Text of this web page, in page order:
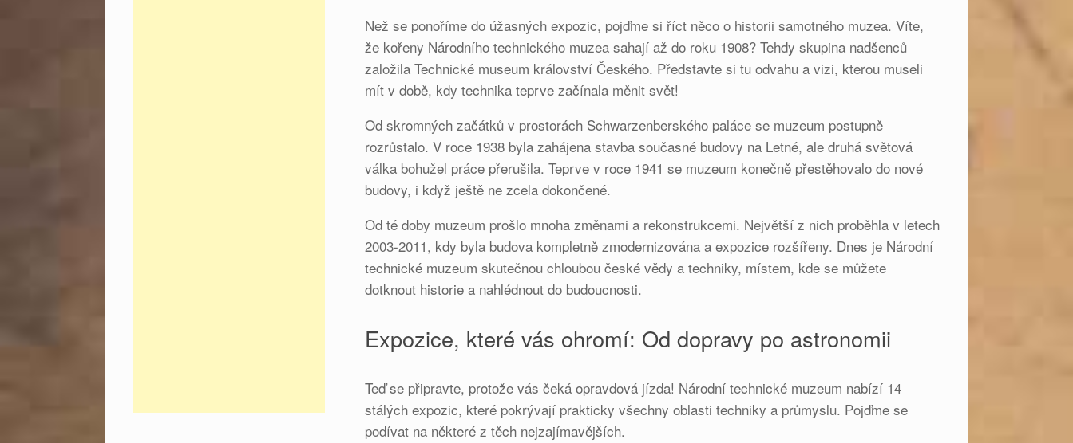
Než se ponoříme do úžasných expozic, pojďme si říct něco o historii samotného muzea. Víte,
že kořeny Národního technického muzea sahají až do roku 1908? Tehdy skupina nadšenců
založila Technické museum království Českého. Představte si tu odvahu a vizi, kterou museli
mít v době, kdy technika teprve začínala měnit svět!
Od skromných začátků v prostorách Schwarzenberského paláce se muzeum postupně
rozrůstalo. V roce 1938 byla zahájena stavba současné budovy na Letné, ale druhá světová
válka bohužel práce přerušila. Teprve v roce 1941 se muzeum konečně přestěhovalo do nové
budovy, i když ještě ne zcela dokončené.
Od té doby muzeum prošlo mnoha změnami a rekonstrukcemi. Největší z nich proběhla v letech
2003-2011, kdy byla budova kompletně zmodernizována a expozice rozšířeny. Dnes je Národní
technické muzeum skutečnou chloubou české vědy a techniky, místem, kde se můžete
dotknout historie a nahlédnout do budoucnosti.
Expozice, které vás ohromí: Od dopravy po astronomii
Teď se připravte, protože vás čeká opravdová jízda! Národní technické muzeum nabízí 14
stálých expozic, které pokrývají prakticky všechny oblasti techniky a průmyslu. Pojďme se
podívat na některé z těch nejzajímavějších.